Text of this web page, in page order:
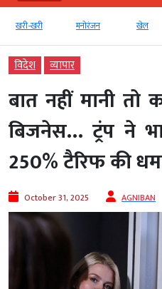
खरी-खरी मनोरंजन खेल
विदेश व्‍यापार
बात नहीं मानी
बिजनेस… ट्रंप ने
250% टैरिफ की
October 31, 2025 AGNIBAN